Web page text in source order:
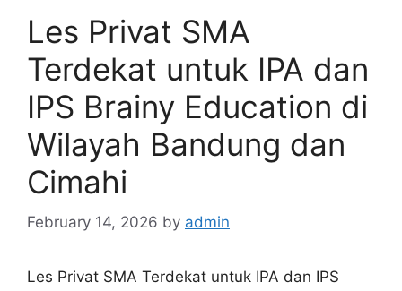
Les Privat SMA
Terdekat untuk IPA dan
IPS Brainy Education di
Wilayah Bandung dan
Cimahi
February 14, 2026 by admin
Les Privat SMA Terdekat untuk IPA dan IPS